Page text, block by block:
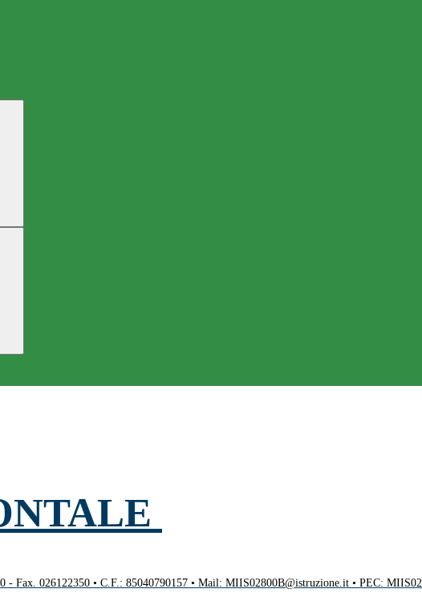
Fax. 026122350 • C.F.: 85040790157 • Mail: MIIS02800B@istruzione.it • PEC: